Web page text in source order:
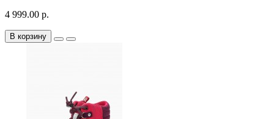
4 999.00 р.
В корзину